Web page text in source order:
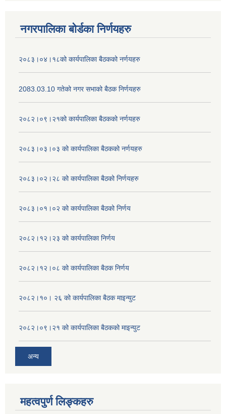
नगरपालिका बोर्डका निर्णयहरु
२०८३।०४।१८को कार्यपालिका बैठकको नर्णयहरु
2083.03.10 गतेको नगर सभाको बैठक निर्णयहरु
२०८२।०९।२१को कार्यपालिका बैठकको नर्णयहरु
२०८३।०३।०३ को कार्यपालिका बैठकको नर्णयहरु
२०८३।०२।२८ को कार्यपालिका बैठको निर्णयहरु
२०८३।०१।०२ को कार्यपालिका बैठको निर्णय
२०८२।१२।२३ को कार्यपालिका निर्णय
२०८२।१२।०८ को कार्यपालिका बैठक निर्णय
२०८२।१०। २६ को कार्यपालिका बैठक माइन्युट
२०८२।०९।२१ को कार्यपालिका बैठकको माइन्युट
अन्य
महत्वपुर्ण लिङ्कहरु